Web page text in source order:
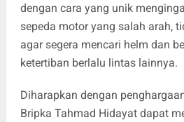
dengan cara yang unik
sepeda motor yang salah arah,
agar segera mencari helm dan
ketertiban berlalu lintas lainnya.
Diharapkan dengan
Bripka Tahmad Hidayat dapat